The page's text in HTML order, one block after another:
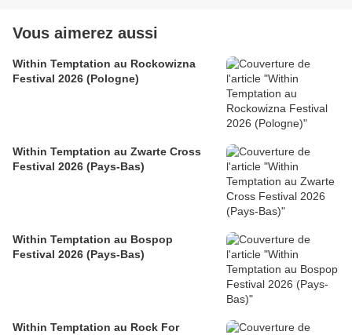
Vous aimerez aussi
Within Temptation au Rockowizna
Festival 2026 (Pologne)
Within Temptation au Zwarte Cross
Festival 2026 (Pays-Bas)
Within Temptation au Bospop
Festival 2026 (Pays-Bas)
Within Temptation au Rock For